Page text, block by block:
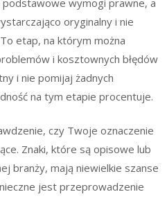
oryginalny i nie
etap, na którym można
i kosztownych błędów
i nie pomijaj żadnych
na tym etapie procentuje.
czy Twoje oznaczenie
Znaki, które są opisowe lub
branży, mają niewielkie szanse
jest przeprowadzenie